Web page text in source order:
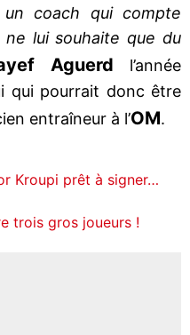
un coach qui compte
lui souhaite que du
Aguerd l’année
qui pourrait donc être
entraîneur à l’OM.
Kroupi prêt à signer…
trois gros joueurs !